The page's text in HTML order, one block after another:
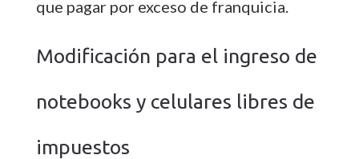
que pagar por exceso de franquicia.
Modificación para el ingreso de
notebooks y celulares libres de
impuestos